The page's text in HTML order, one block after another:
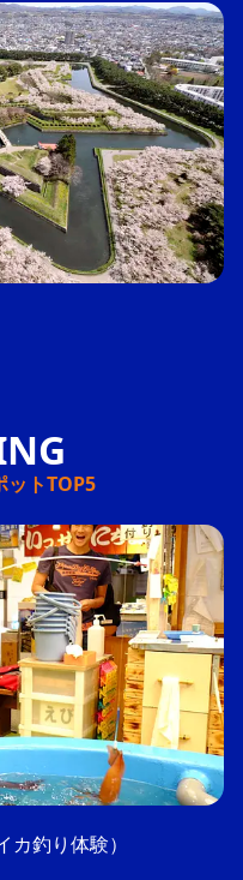
ットTOP5
釣り体験）